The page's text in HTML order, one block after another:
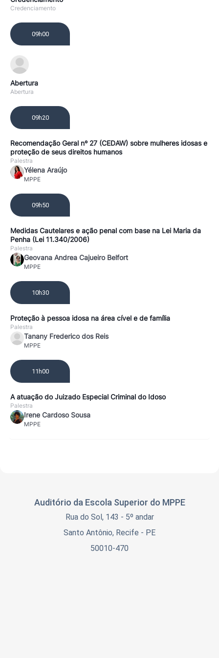
Credenciamento
Abertura
Abertura
09h00
Recomendação Geral nº 27 (CEDAW) sobre mulheres idosas e
proteção de seus direitos humanos
Palestra
Yélena Araújo
MPPE
09h20
Medidas Cautelares e ação penal com base na Lei Maria da
Penha (Lei 11.340/2006)
Palestra
Geovana Andrea Cajueiro Belfort
MPPE
09h50
Proteção à pessoa idosa na área cível e de família
Palestra
Tanany Frederico dos Reis
MPPE
10h30
A atuação do Juizado Especial Criminal do Idoso
Palestra
Irene Cardoso Sousa
MPPE
11h00
Auditório da Escola Superior do MPPE
Rua do Sol, 143 - 5º andar
Santo Antônio, Recife - PE
50010-470